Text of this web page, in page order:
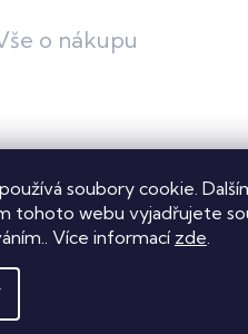
soubory cookie.
tohoto webu vyjadřujete
Více informací zde.
o nákupu
nastavení cookies